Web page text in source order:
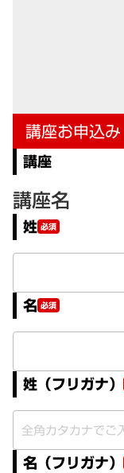
講座お申込み
講座
講座名
姓 必須
名 必須
姓（フリガナ）
名（フリガナ）